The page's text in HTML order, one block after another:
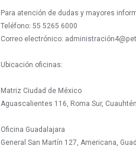
Para atención de dudas y mayores
Teléfono: 55 5265 6000
Correo electrónico:
Ubicación oficinas:
Matriz Ciudad de México
Aguascalientes 116, Roma Sur,
Oficina Guadalajara
General San Martín 127, Americana,